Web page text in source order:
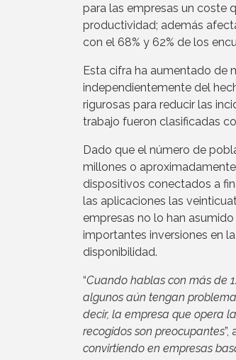
para las empresas un coste
productividad; además
con el 68% y 62% de los
Esta cifra ha aumentado de
independientemente del
rigurosas para reducir las
trabajo fueron clasificadas
Dado que el número de
millones o
dispositivos conectados a
las aplicaciones las
empresas no lo han
importantes inversiones en
disponibilidad.
“Cuando hablas con más de
algunos aún tengan
decir, la empresa que opera
recogidos son preocupantes”,
convirtiendo en empresas